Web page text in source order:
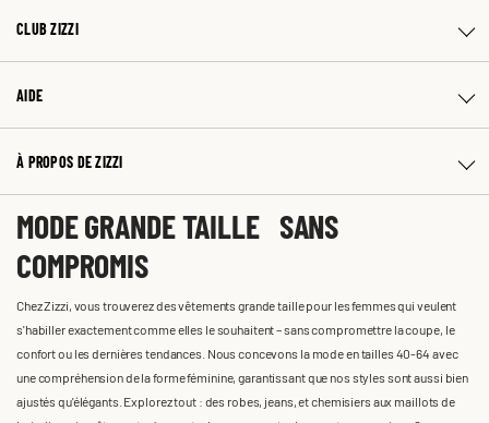
CLUB ZIZZI
AIDE
À PROPOS DE ZIZZI
MODE GRANDE TAILLE SANS
COMPROMIS
Chez Zizzi, vous trouverez des vêtements grande taille pour les femmes qui veulent
s'habiller exactement comme elles le souhaitent – sans compromettre la coupe, le
confort ou les dernières tendances. Nous concevons la mode en tailles 40-64 avec
une compréhension de la forme féminine, garantissant que nos styles sont aussi bien
ajustés qu'élégants. Explorez tout : des robes, jeans, et chemisiers aux maillots de